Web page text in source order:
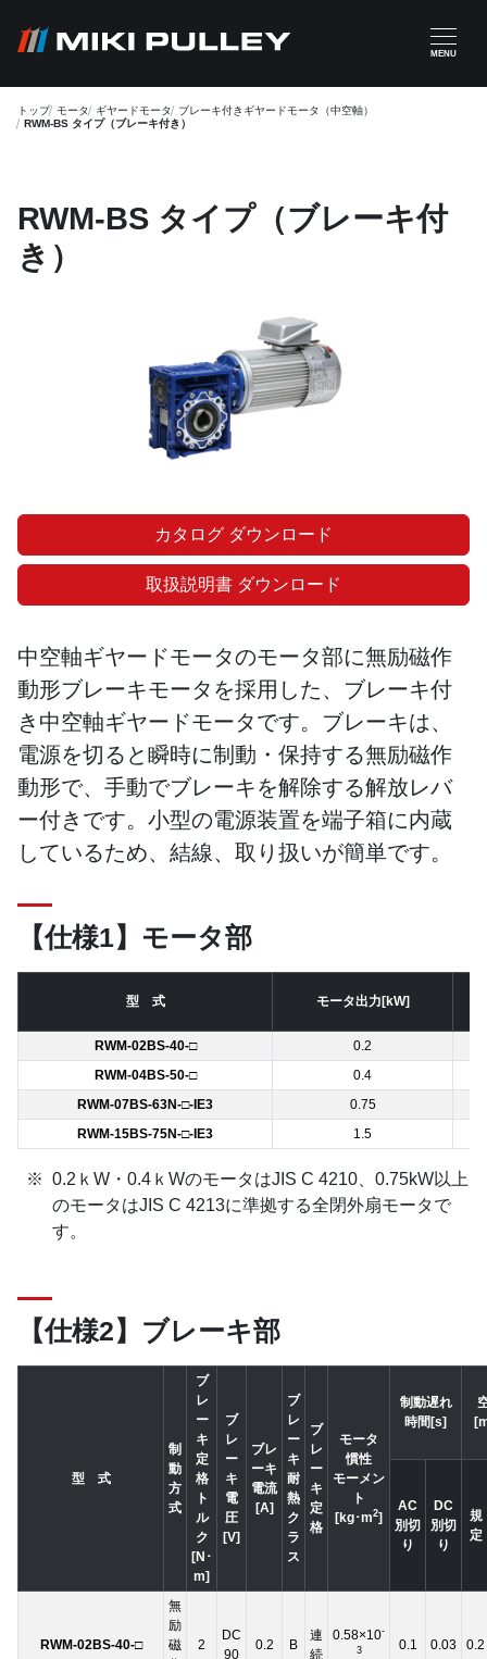
MENU
トップ モータ ギヤードモータ
ブレーキ付きギヤードモータ（中空軸）
RWM-BS タイプ（ブレーキ付き）
RWM-BS タイプ（ブレーキ付
き）
カタログ ダウンロード
取扱説明書 ダウンロード
中空軸ギヤードモータのモータ部に無励磁作
動形ブレーキモータを採用した、ブレーキ付
き中空軸ギヤードモータです。ブレーキは、
電源を切ると瞬時に制動・保持する無励磁作
動形で、手動でブレーキを解除する解放レバ
ー付きです。小型の電源装置を端子箱に内蔵
しているため、結線、取り扱いが簡単です。
【仕様1】モータ部
型 式 モータ出力[kW]
RWM-02BS-40-□ 0.2
RWM-04BS-50-□
0.4
RWM-07BS-63N-□-IE3
0.75
RWM-15BS-75N-□-IE3
1.5
0.2ｋW・0.4ｋWのモータはJIS C 4210、0.75kW以上
のモータはJIS C 4213に準拠する全閉外扇モータで
す。
【仕様2】ブレーキ部
型 式
制
動
方
式
ブ
レ
ー
キ
定
格
ト
ル
ク
[N･
m]
ブ
レ
ー
キ
電
圧
[V]
ブレ
ーキ
電流
[A]
ブ
レ
ー
キ
耐
熱
ク
ラ
ス
ブ
レ
ー
キ
定
格
モータ
慣性
モーメン
ト
[kg･m2]
制動遅れ
時間[s]
AC
別切
り
DC
別切
り
規
定
RWM-02BS-40-□
無
励
磁
2
DC
90
0.2 B
連
続
0.58×10-
3
0.1 0.03 0.2